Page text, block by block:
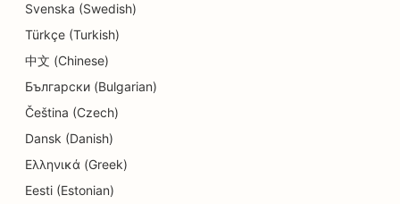
SEO per le pasticcerie
SEO per i servizi educativi e di assistenza
all'infanzia
SEO per negozi di ciambelle
SEO per elettricisti
SEO per le tintorie
Svenska (Swedish)
Türkçe (Turkish)
中文 (Chinese)
Български (Bulgarian)
Čeština (Czech)
Dansk (Danish)
Ελληνικά (Greek)
Eesti (Estonian)